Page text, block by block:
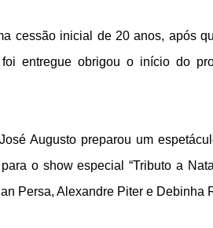
cessão inicial de 20 anos, após
entregue obrigou o início do
Augusto preparou um
o show especial “Tributo a
Persa, Alexandre Piter e Debinha